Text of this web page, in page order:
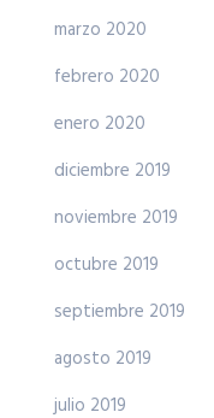
marzo 2020
febrero 2020
enero 2020
diciembre 2019
noviembre 2019
octubre 2019
septiembre 2019
agosto 2019
julio 2019